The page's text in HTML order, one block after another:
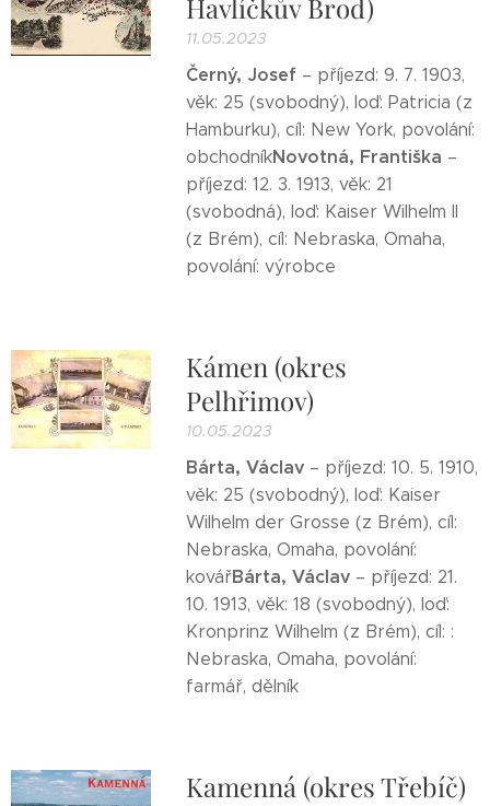
Havlíčkův Brod)
11.05.2023
Černý, Josef – příjezd: 9. 7. 1903,
věk: 25 (svobodný), loď: Patricia (z
Hamburku), cíl: New York, povolání:
obchodníkNovotná, Františka –
příjezd: 12. 3. 1913, věk: 21
(svobodná), loď: Kaiser Wilhelm II
(z Brém), cíl: Nebraska, Omaha,
povolání: výrobce
Kámen (okres
Pelhřimov)
10.05.2023
Bárta, Václav – příjezd: 10. 5. 1910,
věk: 25 (svobodný), loď: Kaiser
Wilhelm der Grosse (z Brém), cíl:
Nebraska, Omaha, povolání:
kovářBárta, Václav – příjezd: 21.
10. 1913, věk: 18 (svobodný), loď:
Kronprinz Wilhelm (z Brém), cíl: :
Nebraska, Omaha, povolání:
farmář, dělník
Kamenná (okres Třebíč)